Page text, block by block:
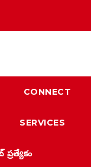
CONNECT
SERVICES